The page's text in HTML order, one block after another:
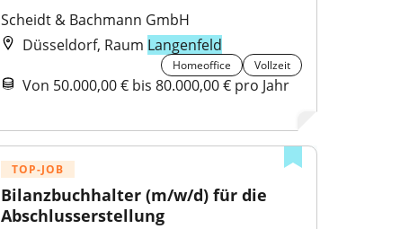
Scheidt & Bachmann GmbH
Düsseldorf, Raum Langenfeld
Homeoffice Vollzeit
Von 50.000,00 € bis 80.000,00 € pro Jahr
TOP-JOB
Bilanzbuchhalter (m/w/d) für die
Abschlusserstellung